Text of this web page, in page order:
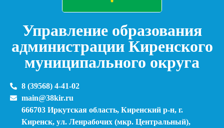
Управление образования
администрации Киренского
муниципального округа
8 (39568) 4-41-02
main@38kir.ru
666703 Иркутская область, Киренский р-н, г.
Киренск, ул. Ленрабочих (мкр. Центральный),